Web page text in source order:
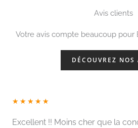
Avis clients
Votre avis compte beaucoup pour
DÉCOUVREZ NOS
★ ★ ★ ★ ★
t
Excellent !! Moins cher que la